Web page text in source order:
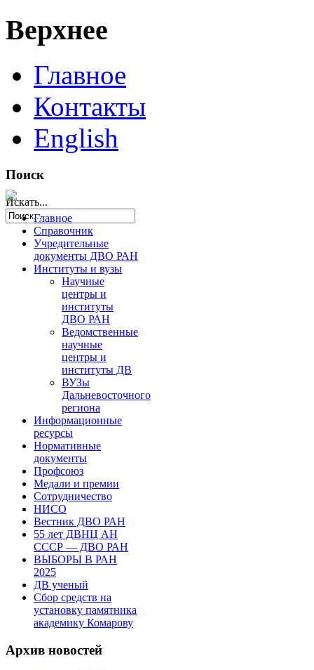
Верхнее
Главное
Контакты
English
Поиск
Искать...
Главное
Справочник
Учредительные
документы ДВО РАН
Институты и вузы
Научные
центры и
институты
ДВО РАН
Ведомственные
научные
центры и
институты ДВ
ВУЗы
Дальневосточного
региона
Информационные
ресурсы
Нормативные
документы
Профсоюз
Медали и премии
Сотрудничество
НИСО
Вестник ДВО РАН
55 лет ДВНЦ АН
СССР — ДВО РАН
ВЫБОРЫ В РАН
2025
ДВ ученый
Сбор средств на
установку памятника
академику Комарову
Архив новостей